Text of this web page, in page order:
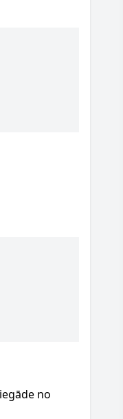
no